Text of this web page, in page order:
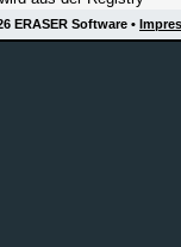
werden, da die
ERASER Software •